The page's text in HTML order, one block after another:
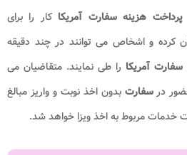
پرداخت هزینه سفارت آمریکا کار را برای
کرده و اشخاص می توانند در چند دقیقه
آمریکا را طی نمایند. متقاضیان می
درسفارتبدون اخذ نوبت و واریز مبالغ
خدمات مربوط به اخذ ویزا خواهد شد.